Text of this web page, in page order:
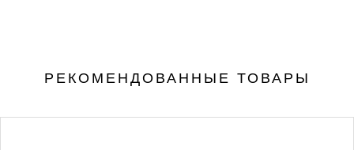
РЕКОМЕНДОВАННЫЕ ТОВАРЫ